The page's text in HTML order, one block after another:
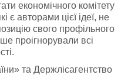
економічного комітету
є авторами цієї ідеї, не
свого профільного
проігнорували всі
та Держлісагентство